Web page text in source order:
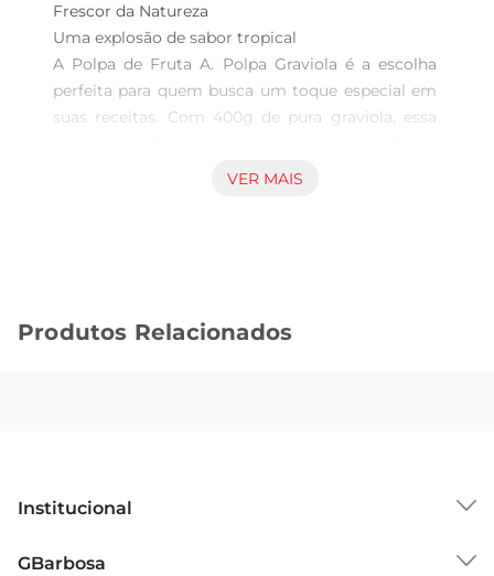
Frescor da Natureza
Uma explosão de sabor tropical
A Polpa de Fruta A. Polpa Graviola é a escolha
perfeita para quem busca um toque especial em
suas receitas. Com 400g de pura graviola, essa
ideal para preparar sucos, smoothies, sobremesas
Essa polpa é extremamente versátil e pode ser
proporcionando um sabor único e marcante.
Em embalagem de 400g, a Polpa de Fruta A.
VER MAIS
Produtos Relacionados
Institucional
GBarbosa